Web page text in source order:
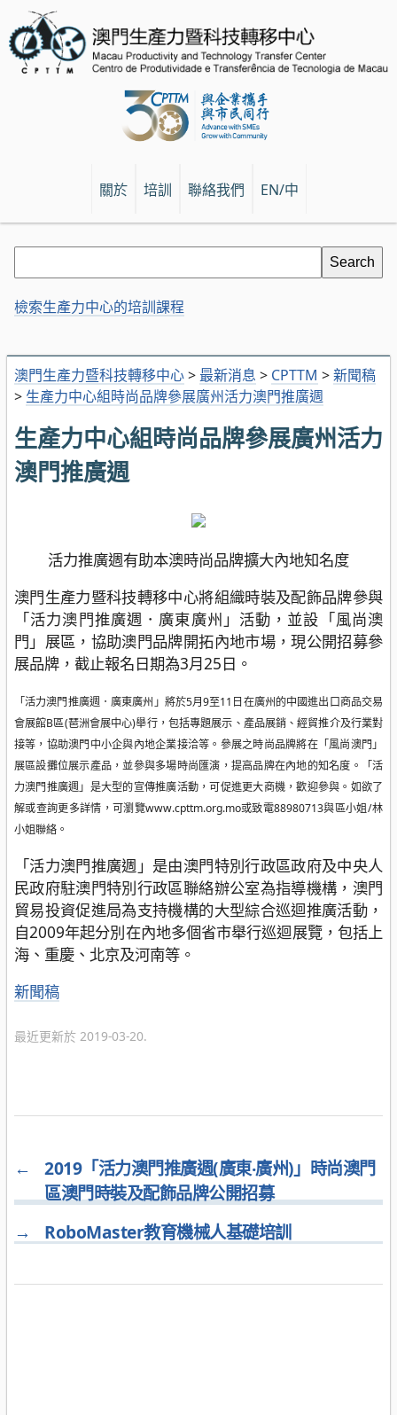
關於 培訓 聯絡我們 EN/中
澳門生產力暨科技轉移中心> 最新消息 > CPTTM >新聞稿
> 生產力中心組時尚品牌參展廣州活力澳門推廣週
生產力中心組時尚品牌參展廣州活力
澳門推廣週
活力推廣週有助本澳時尚品牌擴大內地知名度
澳門生產力暨科技轉移中心將組織時裝及配飾品牌參與
「活力澳門推廣週．廣東廣州」活動，並設「風尚澳
門」展區，協助澳門品牌開拓內地市場，現公開招募參
展品牌，截止報名日期為3月25日。
「活力澳門推廣週．廣東廣州」將於5月9至11日在廣州的中國進出口商品交易
會展館B區(琶洲會展中心)舉行，包括專題展示、產品展銷、經貿推介及行業對
接等，協助澳門中小企與內地企業接洽等。參展之時尚品牌將在「風尚澳門」
展區設攤位展示產品，並參與多場時尚匯演，提高品牌在內地的知名度。「活
力澳門推廣週」是大型的宣傳推廣活動，可促進更大商機，歡迎參與。如欲了
解或查詢更多詳情，可瀏覽www.cpttm.org.mo或致電88980713與區小姐/林
小姐聯絡。
「活力澳門推廣週」是由澳門特別行政區政府及中央人
民政府駐澳門特別行政區聯絡辦公室為指導機構，澳門
貿易投資促進局為支持機構的大型綜合巡迴推廣活動，
自2009年起分別在內地多個省市舉行巡迴展覽，包括上
海、重慶、北京及河南等。
分
新聞稿
最近更新於 2019-03-20.
←
2019「活力澳門推廣週(廣東‧廣州)」時尚澳門
區澳門時裝及配飾品牌公開招募
→
RoboMaster教育機械人基礎培訓
檢索生產力中心的培訓課程